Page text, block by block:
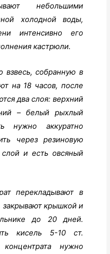
небольшими
холодной воды,
интенсивно его
кастрюли.
взвесь, собранную в
на 18 часов, после
два слоя: верхний
– белый рыхлый
нужно аккуратно
через резиновую
и есть овсяный
перекладывают в
закрывают крышкой и
до 20 дней.
кисель 5-10 ст.
нужно